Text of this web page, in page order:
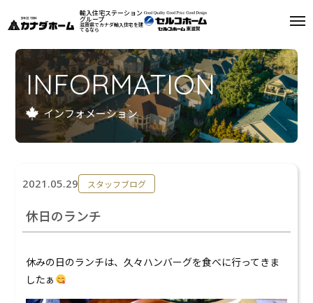
輸入住宅ステーション
グループ
滋賀県でカナダ輸入住宅を建
てるなら
私たちについて
モデルハウス
インフォメーション
会社案内
リフォーム
INFORMATION
インフォメーション
2021.05.29 スタッフブログ
休日のランチ
休みの日のランチは、久々ハンバーグを食べに行ってきま
したぁ